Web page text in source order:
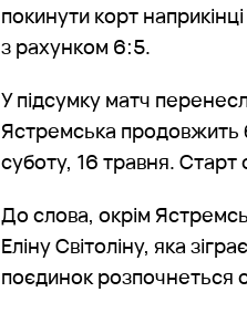
покинути корт
з рахунком 6:5.
У підсумку матч
Ястремська продовжить
суботу, 16 травня.
До слова, окрім
Еліну Світоліну, яка
поєдинок розпочнеться